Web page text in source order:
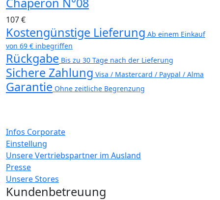
107 €
Kostengünstige Lieferung Ab einem Einkauf
von 69 € inbegriffen
Rückgabe Bis zu 30 Tage nach der Lieferung
Sichere Zahlung Visa / Mastercard / Paypal / Alma
Garantie Ohne zeitliche Begrenzung
Infos Corporate
Einstellung
Unsere Vertriebspartner im Ausland
Presse
Unsere Stores
Kundenbetreuung